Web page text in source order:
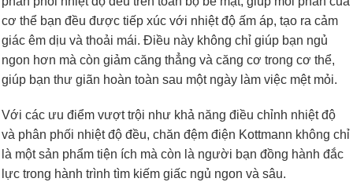
cơ thể bạn đều được tiếp xúc với nhiệt độ ấm áp, tạo ra cảm
giác êm dịu và thoải mái. Điều này không chỉ giúp bạn ngủ
ngon hơn mà còn giảm căng thẳng và căng cơ trong cơ thể,
giúp bạn thư giãn hoàn toàn sau một ngày làm việc mệt mỏi.
Với các ưu điểm vượt trội như khả năng điều chỉnh nhiệt độ
và phân phối nhiệt độ đều, chăn đệm điện Kottmann không chỉ
là một sản phẩm tiện ích mà còn là người bạn đồng hành đắc
lực trong hành trình tìm kiếm giấc ngủ ngon và sâu.